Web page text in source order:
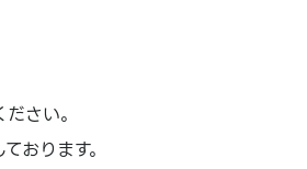
さい。
おります。